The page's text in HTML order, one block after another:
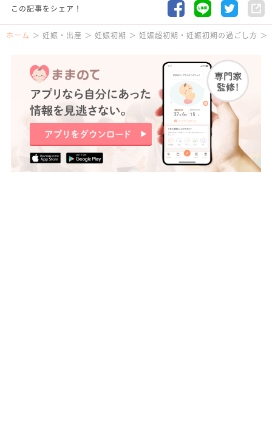
この記事をシェア！
ホーム 妊娠・出産 妊娠初期 妊娠超初期・妊娠初期の過ごし方